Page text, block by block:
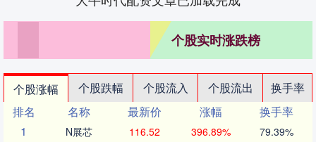
个股实时涨跌榜
个股涨幅 个股跌幅 个股流入 个股流出
换手率
排名
名称 最新价 涨幅
换手率
1
N展芯 116.52 396.89% 79.39%